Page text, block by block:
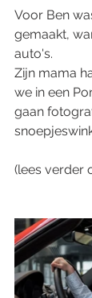
Voor Ben
gemaakt,
auto's.
Zijn mama
we in een
gaan
(lees verder